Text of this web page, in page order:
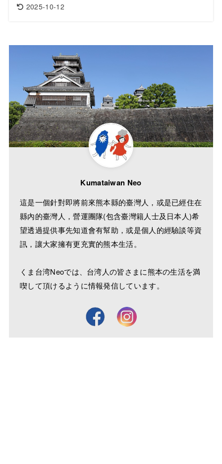
2025-10-12
Kumataiwan Neo
這是一個針對即將前來熊本縣的臺灣人，或是已經住在
縣內的臺灣人，營運團隊(包含臺灣籍人士及日本人)希
望透過提供事先知道會有幫助，或是個人的經驗談等資
訊，讓大家擁有更充實的熊本生活。
くま台湾Neoでは、台湾人の皆さまに熊本の生活を満
喫して頂けるように情報発信しています。